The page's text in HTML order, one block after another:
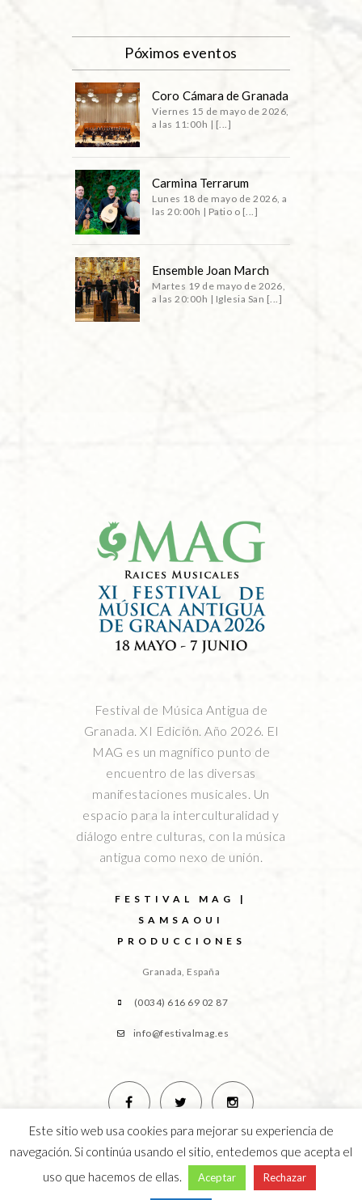
Póximos eventos
Coro Cámara de Granada
Viernes 15 de mayo de 2026,
a las 11:00h | [...]
Carmina Terrarum
Lunes 18 de mayo de 2026, a
las 20:00h | Patio o [...]
Ensemble Joan March
Martes 19 de mayo de 2026,
a las 20:00h | Iglesia San [...]
Festival de Música Antigua de
Granada. XI Edición. Año 2026. El
MAG es un magnífico punto de
encuentro de las diversas
manifestaciones musicales. Un
espacio para la interculturalidad y
diálogo entre culturas, con la música
antigua como nexo de unión.
FESTIVAL MAG |
SAMSAOUI
PRODUCCIONES
Granada, España
(0034) 616 69 02 87
info@festivalmag.es
Este sitio web usa cookies para mejorar su experiencia de
navegación. Si continúa usando el sitio, entedemos que acepta el
uso que hacemos de ellas.
Aceptar Rechazar